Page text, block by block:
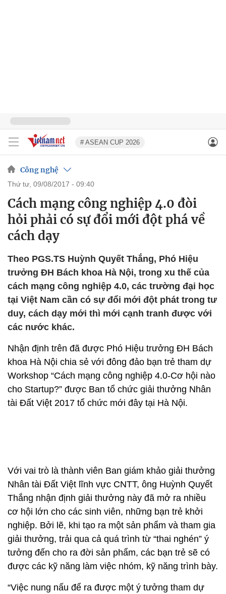
# ASEAN CUP 2026
Công nghệ
thứ tư, 09/08/2017 - 09:40
Cách mạng công nghiệp 4.0 đòi
hỏi phải có sự đổi mới đột phá về
cách dạy
Theo PGS.TS Huỳnh Quyết Thắng, Phó Hiệu
trưởng ĐH Bách khoa Hà Nội, trong xu thế của
cách mạng công nghiệp 4.0, các trường đại học
tại Việt Nam cần có sự đổi mới đột phát trong tư
duy, cách dạy mới thì mới cạnh tranh được với
các nước khác.
Nhận định trên đã được Phó Hiệu trưởng ĐH Bách
khoa Hà Nội chia sẻ với đông đảo bạn trẻ tham dự
Workshop “Cách mạng công nghiệp 4.0-Cơ hội nào
cho Startup?” được Ban tổ chức giải thưởng Nhân
tài Đất Việt 2017 tổ chức mới đây tại Hà Nội.
Với vai trò là thành viên Ban giám khảo giải thưởng
Nhân tài Đất Việt lĩnh vực CNTT, ông Huỳnh Quyết
Thắng nhận định giải thưởng này đã mở ra nhiều
cơ hội lớn cho các sinh viên, những bạn trẻ khởi
nghiệp. Bởi lẽ, khi tạo ra một sản phẩm và tham gia
giải thưởng, trải qua cả quá trình từ “thai nghén” ý
tưởng đến cho ra đời sản phẩm, các bạn trẻ sẽ có
được các kỹ năng làm việc nhóm, kỹ năng trình bày.
“Việc nung nấu để ra được một ý tưởng tham dự